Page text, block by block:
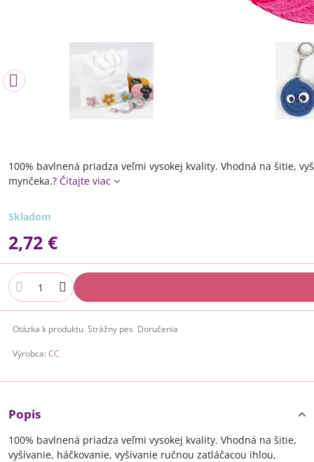
100% bavlnená priadza veľmi vysokej kvality. Vhodná na šitie,
mynčeka.? Čítajte viac
Skladom
2,72 €
Otázka k produktu Strážny pes Doručenia
Výrobca: CC
Popis
100% bavlnená priadza veľmi vysokej kvality. Vhodná na šitie,
vyšívanie, háčkovanie, vyšívanie ručnou zatláčacou ihlou,